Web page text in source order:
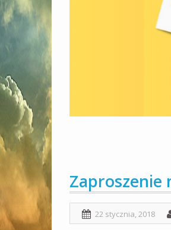
Zaproszenie
22 stycznia, 2018